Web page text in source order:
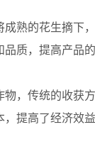
熟的花生摘下
质，提高产品的
，传统的收获
提高了经济效益